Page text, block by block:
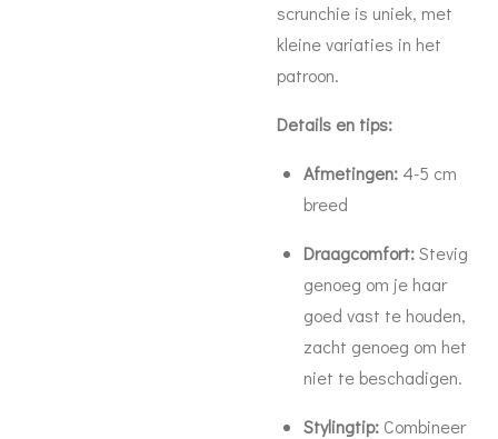
scrunchie is uniek, met
kleine variaties in het
patroon.
Details en tips:
Afmetingen: 4-5 cm
breed
Draagcomfort:Stevig
genoeg om je haar
goed vast te houden,
zacht genoeg om het
niet te beschadigen.
Stylingtip: Combineer